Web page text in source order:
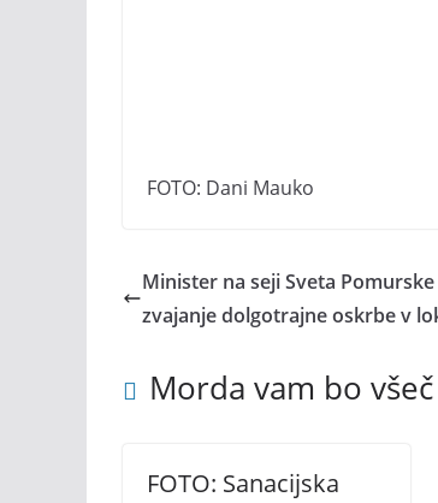
FOTO: Dani Mauko
Minister na seji Sveta
zvajanje dolgotrajne oskrbe v
Morda vam bo
FOTO: Sanacijska